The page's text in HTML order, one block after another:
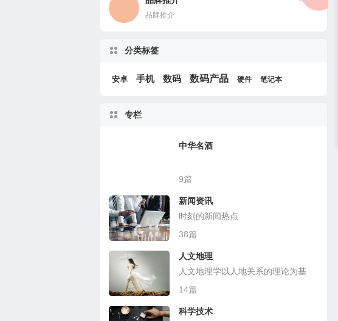
品牌推介
分类标签
安卓 手机 数码 数码产品 硬件 笔记本
专栏
中华名酒
9篇
新闻资讯
时刻的新闻热点
38篇
人文地理
人文地理学以人地关系的理论为基
础，探讨各种人文现象的地理分布
14篇
科学技术